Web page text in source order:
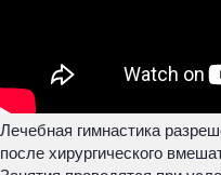
Лечебная гимнастика
после хирургического